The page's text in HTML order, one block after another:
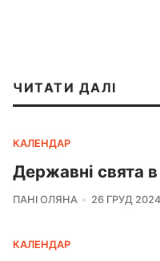
ЧИТАТИ ДАЛІ
КАЛЕНДАР
Державні свята в
ПАНІ ОЛЯНА 26 ГРУД
КАЛЕНДАР